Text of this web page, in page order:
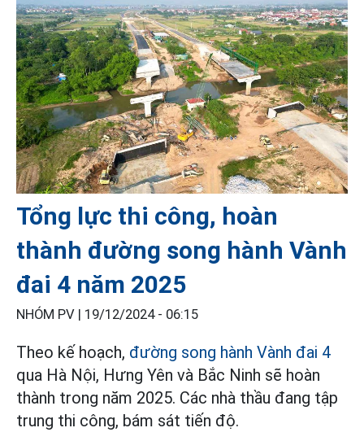
Tổng lực thi công, hoàn
thành đường song hành Vành
đai 4 năm 2025
NHÓM PV | 19/12/2024 - 06:15
Theo kế hoạch, đường song hành Vành đai 4
qua Hà Nội, Hưng Yên và Bắc Ninh sẽ hoàn
thành trong năm 2025. Các nhà thầu đang tập
trung thi công, bám sát tiến độ.